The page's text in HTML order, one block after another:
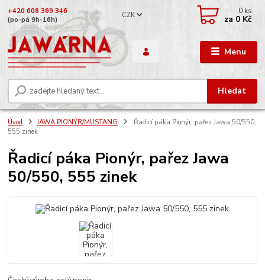
Menu
CZK
Hledat
+420 608 369 346
(po-pá 9h-16h)
0 ks
za 0 Kč
Úvod JAWA PIONÝR/MUSTANG
Řadicí páka Pionýr, pařez Jawa 50/550,
555 zinek
Řadicí páka Pionýr, pařez Jawa
50/550, 555 zinek